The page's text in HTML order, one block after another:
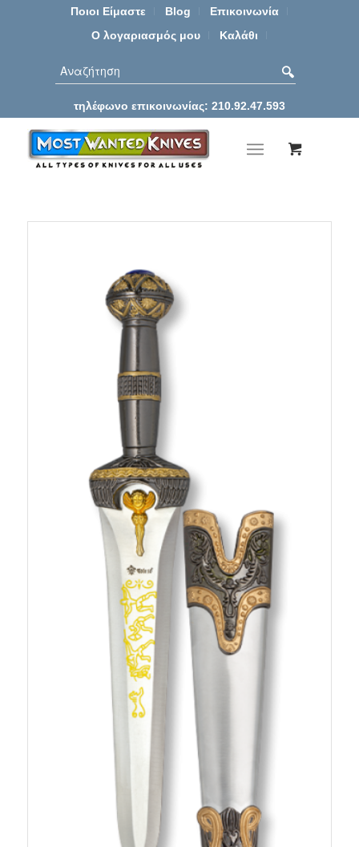
Ποιοι Είμαστε Blog
Επικοινωνία
Ο λογαριασμός μου
Καλάθι
τηλέφωνο επικοινωνίας: 210.92.47.593